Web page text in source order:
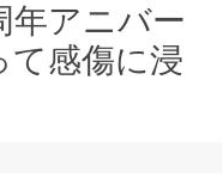
年アニバー
て感傷に浸